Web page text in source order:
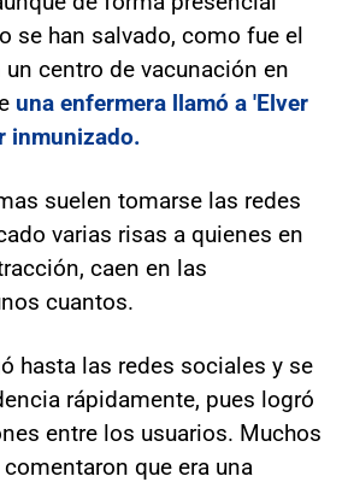
se han salvado, como fue el
centro de vacunación en
una enfermera llamó a 'Elver
inmunizado.
suelen tomarse las redes
varias risas a quienes en
caen en las
cuantos.
hasta las redes sociales y se
rápidamente, pues logró
entre los usuarios. Muchos
que era una